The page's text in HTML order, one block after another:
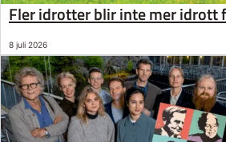
Fler idrotter blir inte mer idrott
8 juli 2026